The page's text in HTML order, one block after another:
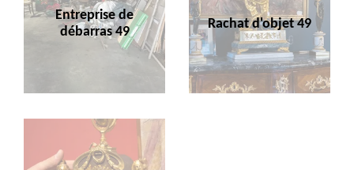
Entreprise de
débarras 49
Rachat d'objet 49